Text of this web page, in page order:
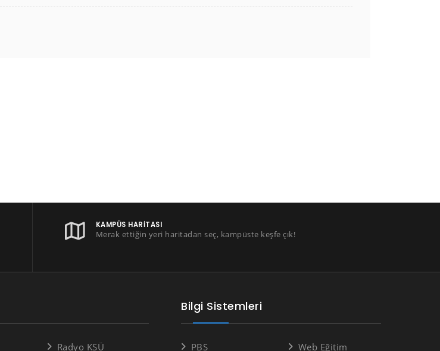
KAMPÜS HARITASI
Merak ettiğin yeri haritadan seç, kampüste keşfe çık!
Radyo KSÜ
Bilgi Sistemleri
PBS Web Eğitim